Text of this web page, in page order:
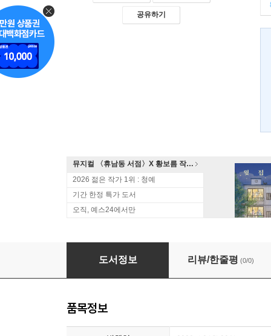
공유하기
뮤지컬 〈휴남동 서점〉X 황보름 작가 북토크
2026 젊은 작가 1위 : 청예
기간 한정 특가 도서
오직, 예스24에서만
룬의 아이들 - 윈터러 7
도서정보 리뷰/한줄평 (0/0)
품목정보